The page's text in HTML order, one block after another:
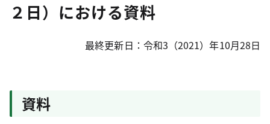
２日）における資料
最終更新日：令和3（2021）年10月28日
資料